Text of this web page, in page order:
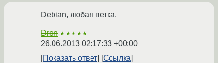
Debian, любая ветка.
Dron ★★★★★
26.06.2013 02:17:33 +00:00
Показать ответ
Ссылка